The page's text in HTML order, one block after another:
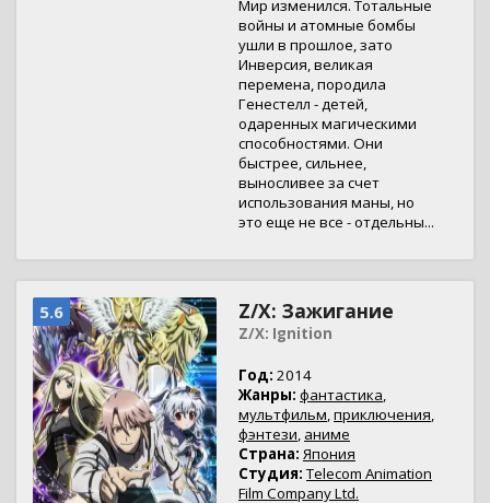
Мир изменился. Тотальные
войны и атомные бомбы
ушли в прошлое, зато
Инверсия, великая
перемена, породила
Генестелл - детей,
одаренных магическими
способностями. Они
быстрее, сильнее,
выносливее за счет
использования маны, но
это еще не все - отдельны...
5.6 Z/X: Зажигание
Z/X: Ignition
Год: 2014
Жанры: фантастика,
мультфильм,приключения,
фэнтези, аниме
Страна: Япония
Студия: Telecom Animation
Film Company Ltd.